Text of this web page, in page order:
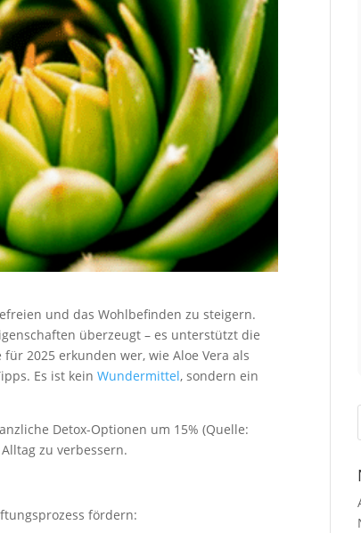
und das Wohlbefinden zu steigern.
überzeugt – es unterstützt die
2025 erkunden wer, wie Aloe Vera als
Es ist keinWundermittel, sondern ein
Detox-Optionen um 15% (Quelle:
zu verbessern.
fördern: